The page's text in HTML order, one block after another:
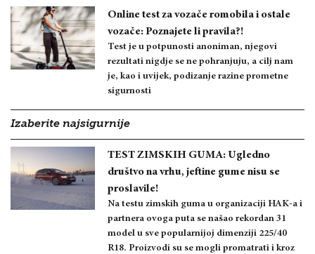
Online test za vozače romobila i ostale
vozače: Poznajete li pravila?!
Test je u potpunosti anoniman, njegovi
rezultati nigdje se ne pohranjuju, a cilj nam
je, kao i uvijek, podizanje razine prometne
sigurnosti
Izaberite najsigurnije
TEST ZIMSKIH GUMA: Ugledno
društvo na vrhu, jeftine gume nisu se
proslavile!
Na testu zimskih guma u organizaciji HAK-a i
partnera ovoga puta se našao rekordan 31
model u sve popularnijoj dimenziji 225/40
R18. Proizvodi su se mogli promatrati i kroz